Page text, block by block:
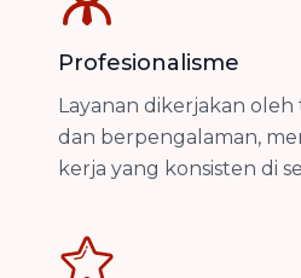
Profesionalisme
Layanan dikerjakan
dan berpengalaman,
kerja yang konsisten di